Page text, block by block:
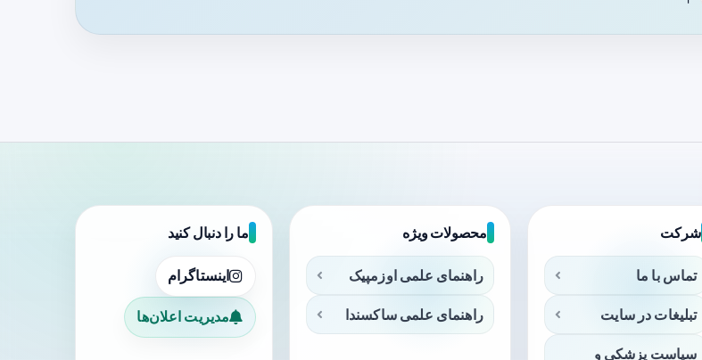
شرکت
تماس با ما
تبلیغات در سایت
سیاست پزشکی و
محصولات ویژه
راهنمای علمی اوزمپیک
راهنمای علمی ساکسندا
ما را دنبال کنید
اینستاگرام
مدیریت اعلان‌ها